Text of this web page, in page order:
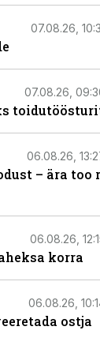
07.08.26,
07.08.26,
06.08.26,
– ära too
06.08.26,
korra
06.08.26,
ostja